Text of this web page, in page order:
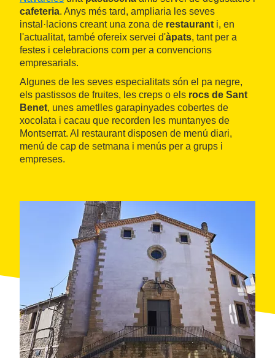
cafeteria. Anys més tard, ampliaria les seves
instal·lacions creant una zona de restaurant i, en
l'actualitat, també ofereix servei d'àpats, tant per a
festes i celebracions com per a convencions
empresarials.
Algunes de les seves especialitats són el pa negre,
els pastissos de fruites, les creps o els rocs de Sant
Benet, unes ametlles garapinyades cobertes de
xocolata i cacau que recorden les muntanyes de
Montserrat. Al restaurant disposen de menú diari,
menú de cap de setmana i menús per a grups i
empreses.